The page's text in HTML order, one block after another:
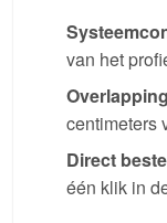
van het
centimeters
Direct
één klik in